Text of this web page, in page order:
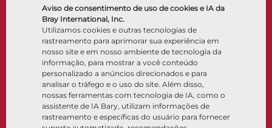
Aviso de consentimento de uso de cookies e IA da
Bray International, Inc.
Utilizamos cookies e outras tecnologias de
rastreamento para aprimorar sua experiência em
nosso site e em nosso ambiente de tecnologia da
informação, para mostrar a você conteúdo
personalizado a anúncios direcionados e para
analisar o tráfego e o uso do site. Além disso,
nossas ferramentas com tecnologia de IA, como o
assistente de IA Bary, utilizam informações de
rastreamento e específicas do usuário para fornecer
Atuadores
Acessórios de controle
Criogênico
Empresa
Sobre
Locais
Parceria
Sustentabilidade
Recursos
Documentos
Centro de conhecimento
Software
Seleção de materiais